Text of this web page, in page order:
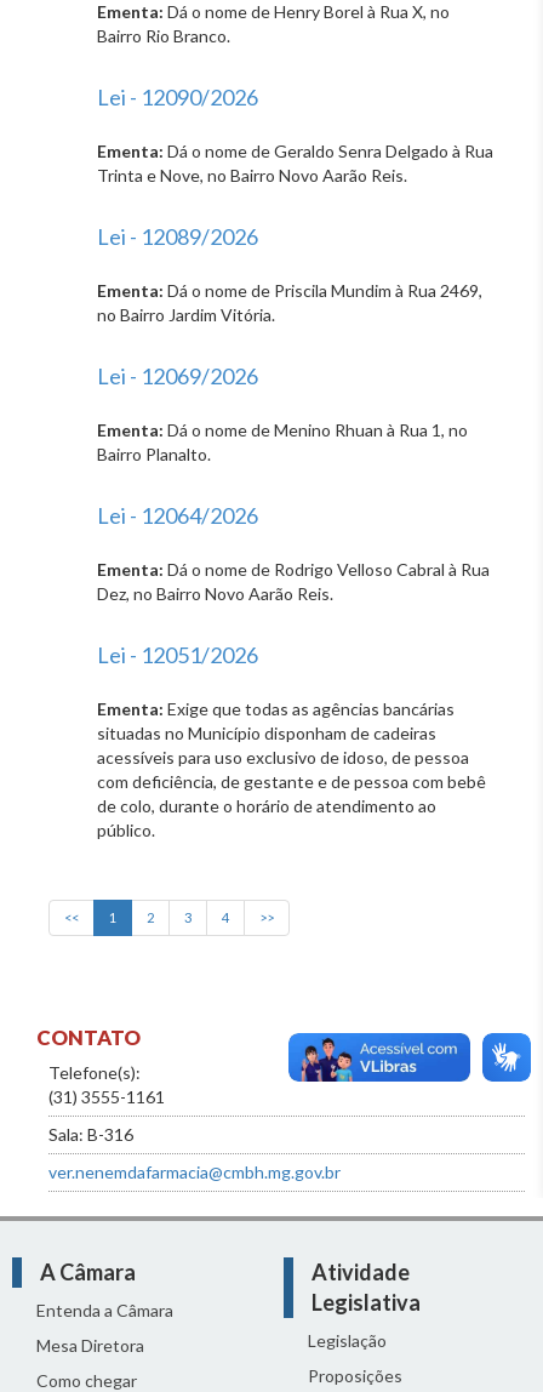
Ementa: Dá o nome de Henry Borel à Rua X, no
Bairro Rio Branco.
Lei - 12090/2026
Ementa: Dá o nome de Geraldo Senra Delgado à Rua
Trinta e Nove, no Bairro Novo Aarão Reis.
Lei - 12089/2026
Ementa: Dá o nome de Priscila Mundim à Rua 2469,
no Bairro Jardim Vitória.
Lei - 12069/2026
Ementa: Dá o nome de Menino Rhuan à Rua 1, no
Bairro Planalto.
Lei - 12064/2026
Ementa: Dá o nome de Rodrigo Velloso Cabral à Rua
Dez, no Bairro Novo Aarão Reis.
Lei - 12051/2026
Ementa: Exige que todas as agências bancárias
situadas no Município disponham de cadeiras
acessíveis para uso exclusivo de idoso, de pessoa
com deficiência, de gestante e de pessoa com bebê
de colo, durante o horário de atendimento ao
público.
<< 1 2 3 4 >>
CONTATO
Telefone(s):
(31) 3555-1161
Sala: B-316
ver.nenemdafarmacia@cmbh.mg.gov.br
A Câmara
Entenda a Câmara
Mesa Diretora
Como chegar
Atividade
Legislativa
Legislação
Proposições